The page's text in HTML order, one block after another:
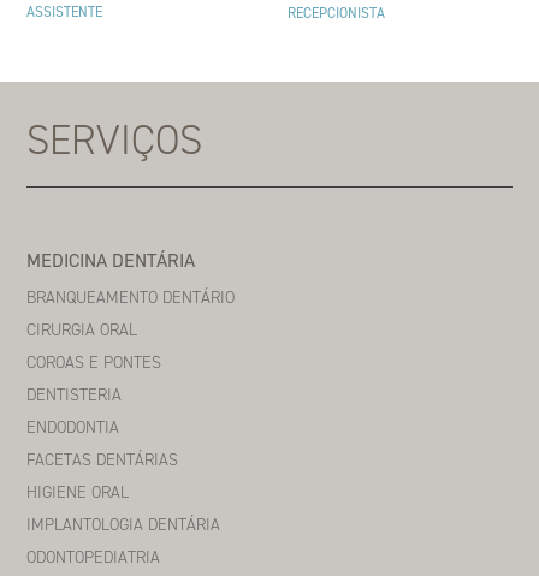
ASSISTENTE RECEPCIONISTA
SERVIÇOS
MEDICINA DENTÁRIA
BRANQUEAMENTO DENTÁRIO
CIRURGIA ORAL
COROAS E PONTES
DENTISTERIA
ENDODONTIA
FACETAS DENTÁRIAS
HIGIENE ORAL
IMPLANTOLOGIA DENTÁRIA
ODONTOPEDIATRIA